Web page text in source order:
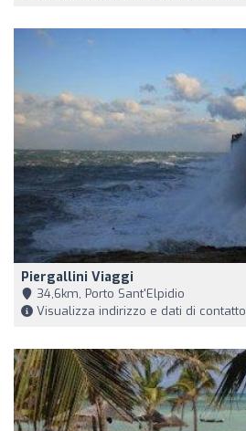
Piergallini Viaggi
34,6km, Porto Sant'Elpidio
Visualizza indirizzo e dati di contatto